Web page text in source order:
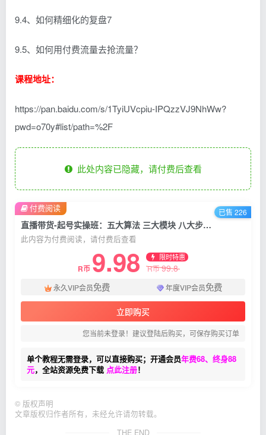
9.4、如何精细化的复盘7
9.5、如何用付费流量去抢流量？
课程地址：
https://pan.baidu.com/s/1TyiUVcpiu-IPQzzVJ9NhWw?
pwd=o70y#list/path=%2F
此处内容已隐藏，请付费后查看
直播带货-起号实操班：五大算法 三大模块 八大步骤 9个技巧抖音快速记号
此内容为付费阅读，请付费后查看
R币 9.98 限时特惠
R币99.8
永久VIP会员免费 年度VIP会员免费
立即购买
您当前未登录！建议登陆后购买，可保存购买订单
单个教程无需登录，可以直接购买；开通会员年费68、终身88
元，全站资源免费下载 点此注册！
付费阅读 已售 226
© 版权声明
文章版权归作者所有，未经允许请勿转载。
THE END